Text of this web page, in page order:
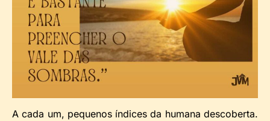
A cada um, pequenos índices da humana descoberta.